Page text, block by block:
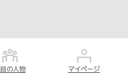
の人物 マイページ